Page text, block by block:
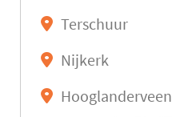
Terschuur
Nijkerk
Hooglanderveen